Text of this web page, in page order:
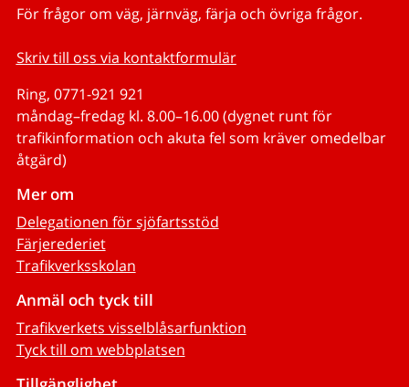
För frågor om väg, järnväg, färja och övriga frågor.
Skriv till oss via kontaktformulär
Ring, 0771-921 921
måndag–fredag kl. 8.00–16.00 (dygnet runt för
trafikinformation och akuta fel som kräver omedelbar
åtgärd)
Mer om
Delegationen för sjöfartsstöd
Färjerederiet
Trafikverksskolan
Anmäl och tyck till
Trafikverkets visselblåsarfunktion
Tyck till om webbplatsen